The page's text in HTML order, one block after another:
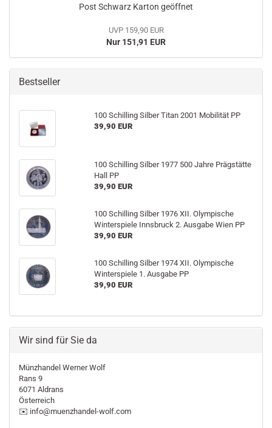
Post Schwarz Karton geöffnet
UVP 159,90 EUR
Nur 151,91 EUR
Bestseller
100 Schilling Silber Titan 2001 Mobilität PP
39,90 EUR
100 Schilling Silber 1977 500 Jahre Prägstätte
Hall PP
39,90 EUR
100 Schilling Silber 1976 XII. Olympische
Winterspiele Innsbruck 2. Ausgabe Wien PP
39,90 EUR
100 Schilling Silber 1974 XII. Olympische
Winterspiele 1. Ausgabe PP
39,90 EUR
Wir sind für Sie da
Münzhandel Werner Wolf
Rans 9
6071 Aldrans
Österreich
✉️ info@muenzhandel-wolf.com